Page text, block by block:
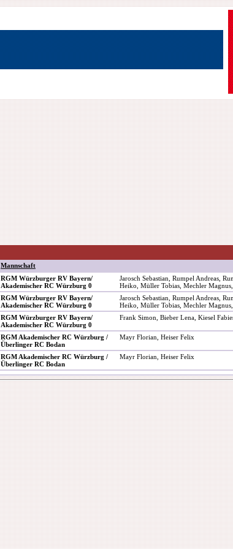
Mannschaft
RGM Würzburger RV Bayern/
Akademischer RC Würzburg 0
Jarosch Sebastian, Rumpel Andreas,
Heiko, Müller Tobias, Mechler
RGM Würzburger RV Bayern/
Akademischer RC Würzburg 0
Jarosch Sebastian, Rumpel Andreas,
Heiko, Müller Tobias, Mechler
RGM Würzburger RV Bayern/
Akademischer RC Würzburg 0
Frank Simon, Bieber Lena, Kiesel
RGM Akademischer RC Würzburg /
Überlinger RC Bodan
Mayr Florian, Heiser Felix
RGM Akademischer RC Würzburg /
Überlinger RC Bodan
Mayr Florian, Heiser Felix